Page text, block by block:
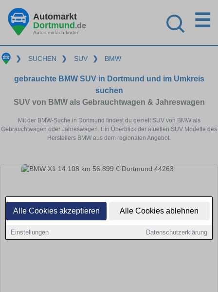
Alle Cookies akzeptieren Alle Cookies ablehnen
Einstellungen Datenschutzerklärung
Automarkt
Dortmund.de
Autos einfach finden
☰
❯ SUCHEN ❯ SUV ❯ BMW
gebrauchte BMW SUV in Dortmund und im Umkreis
suchen
SUV von BMW als Gebrauchtwagen & Jahreswagen
Mit der BMW-Suche in Dortmund findest du gezielt SUV von BMW als
Gebrauchtwagen oder Jahreswagen. Ein Überblick der atuellen SUV Modelle des
Herstellers BMW aus dem regionalen Angebot.